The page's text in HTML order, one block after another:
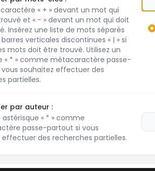
« + » devant un mot qui
et « - » devant un mot qui doit
Insérez une liste de mots séparés
verticales discontinues « | » si
mots doit être trouvé. Utilisez un
« * » comme métacaractère passe-
souhaitez effectuer des
partielles.
par auteur :
astérisque « * » comme
passe-partout si vous
effectuer des recherches partielles.